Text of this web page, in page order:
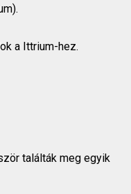
a Ittrium-hez.
találták meg egyik